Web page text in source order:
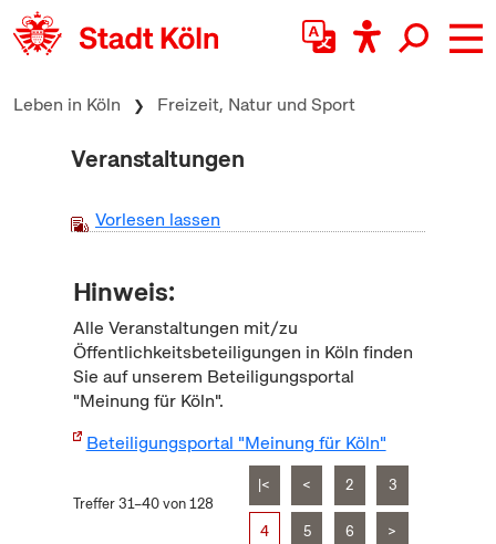
zum Inhalt springen
Leben in Köln Freizeit, Natur und Sport
Veranstaltungen
Vorlesen lassen
Hinweis:
Alle Veranstaltungen mit/zu
Öffentlichkeitsbeteiligungen in Köln finden
Sie auf unserem Beteiligungsportal
"Meinung für Köln".
Beteiligungsportal "Meinung für Köln"
Treffer 31–40 von 128
|< < 2 3
4 5 6 >